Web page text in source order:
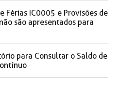
Férias IC0005 e Provisões de
são apresentados para
para Consultar o Saldo de